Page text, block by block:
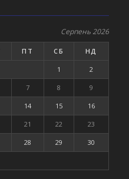
Серпень 2026
ПТ СБ НД
1 2
7 8 9
14 15 16
21 22 23
28 29 30